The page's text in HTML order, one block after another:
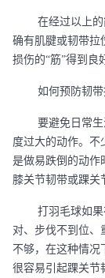
在经过以上
确有肌腱或韧带拉
损伤的“筋”得到良
如何预防韧带
要避免日常
度过大的动作。不
是做易跌倒的动作
膝关节韧带或踝关
打羽毛球如
对、步伐不到位、
不够，在这种情况
很容易引起踝关节